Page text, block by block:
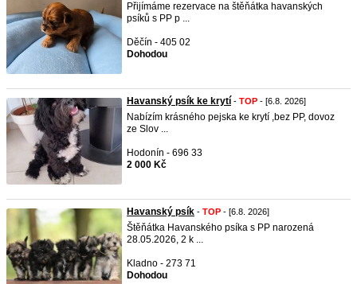
Přijímáme rezervace na štěňátka havanských
psíků s PP p ...
Děčín - 405 02
Dohodou
Havanský psík ke krytí - TOP - [6.8. 2026]
Nabízím krásného pejska ke krytí ,bez PP, dovoz
ze Slov ...
Hodonín - 696 33
2 000 Kč
Havanský psík - TOP - [6.8. 2026]
Štěňátka Havanského psíka s PP narozená
28.05.2026, 2 k ...
Kladno - 273 71
Dohodou